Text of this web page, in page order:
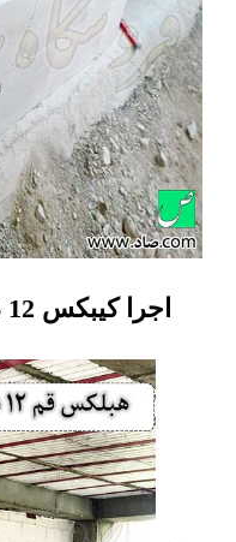
اجرا کیبکس 12 در 25 در 60 سانتی‌متر